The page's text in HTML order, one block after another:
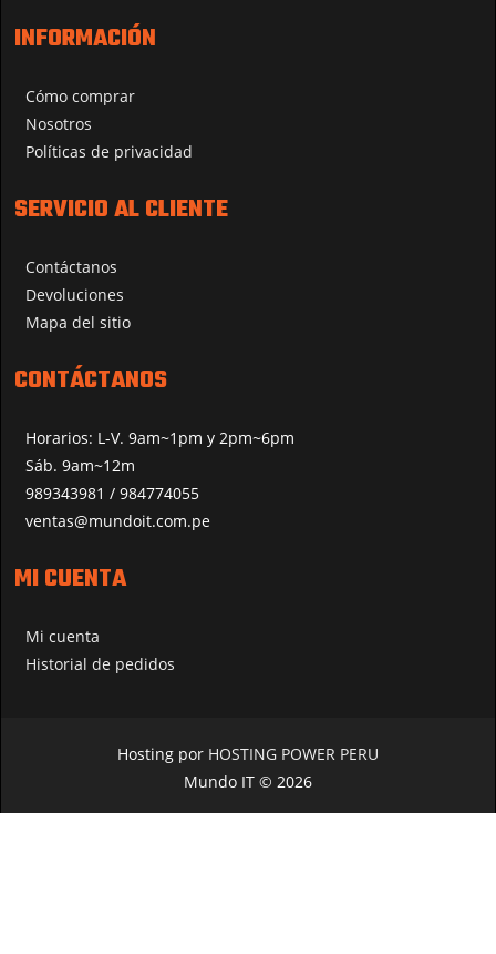
INFORMACIÓN
Cómo comprar
Nosotros
Políticas de privacidad
SERVICIO AL CLIENTE
Contáctanos
Devoluciones
Mapa del sitio
CONTÁCTANOS
Horarios: L-V. 9am~1pm y 2pm~6pm
Sáb. 9am~12m
989343981 / 984774055
ventas@mundoit.com.pe
MI CUENTA
Mi cuenta
Historial de pedidos
Hosting por HOSTING POWER PERU
Mundo IT © 2026